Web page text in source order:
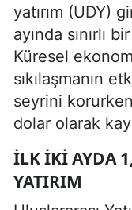
yatırım (UDY)
ayında sınırlı
Küresel
sıkılaşmanın
seyrini
dolar olarak
İLK IKI AYDA
YATIRIM